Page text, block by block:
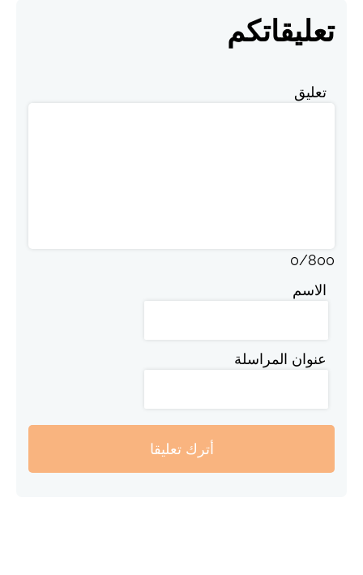
تعليقاتكم
تعليق
0/800
الاسم
عنوان المراسلة
أترك تعليقا